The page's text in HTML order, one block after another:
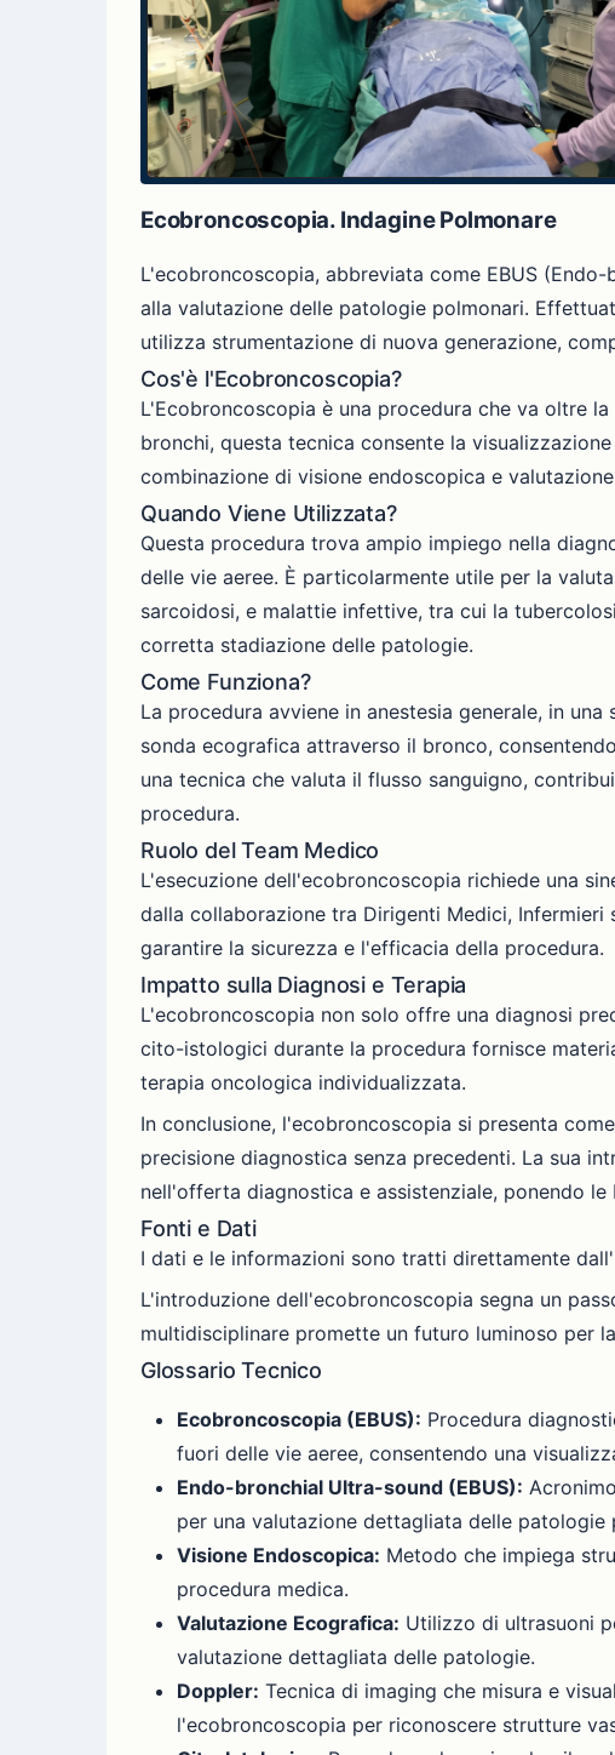
Ecobroncoscopia. Indagine Polmonare
L'ecobroncoscopia, abbreviata come EBUS
alla valutazione delle patologie polmonari.
utilizza strumentazione di nuova generazione,
Cos'è l'Ecobroncoscopia?
L'Ecobroncoscopia è una procedura che va oltre
bronchi, questa tecnica consente la
combinazione di visione endoscopica e
Quando Viene Utilizzata?
Questa procedura trova ampio impiego nella
delle vie aeree. È particolarmente utile per la
sarcoidosi, e malattie infettive, tra cui la
corretta stadiazione delle patologie.
Come Funziona?
La procedura avviene in anestesia generale, in
sonda ecografica attraverso il bronco,
una tecnica che valuta il flusso sanguigno,
procedura.
Ruolo del Team Medico
L'esecuzione dell'ecobroncoscopia richiede una
dalla collaborazione tra Dirigenti Medici,
garantire la sicurezza e l'efficacia della procedura.
Impatto sulla Diagnosi e Terapia
L'ecobroncoscopia non solo offre una diagnosi
cito-istologici durante la procedura fornisce
terapia oncologica individualizzata.
In conclusione, l'ecobroncoscopia si presenta
precisione diagnostica senza precedenti. La sua
nell'offerta diagnostica e assistenziale, ponendo
Fonti e Dati
I dati e le informazioni sono tratti direttamente
L'introduzione dell'ecobroncoscopia segna un
multidisciplinare promette un futuro luminoso per
Glossario Tecnico
Ecobroncoscopia (EBUS): Procedura
fuori delle vie aeree, consentendo una
Endo-bronchial Ultra-sound (EBUS):
per una valutazione dettagliata delle patologie
Visione Endoscopica: Metodo che impiega
procedura medica.
Valutazione Ecografica: Utilizzo di ultrasuoni
valutazione dettagliata delle patologie.
Doppler: Tecnica di imaging che misura e
l'ecobroncoscopia per riconoscere strutture